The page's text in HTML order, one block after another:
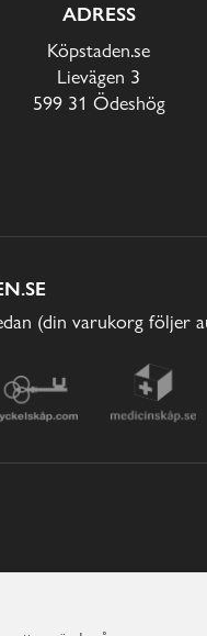
ADRESS
Köpstaden.se
Lievägen 3
599 31 Ödeshög
(din varukorg följer